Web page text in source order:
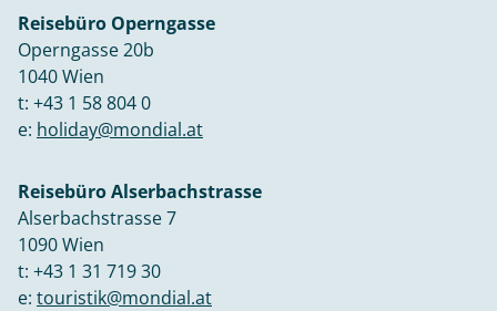
Reisebüro Operngasse
Operngasse 20b
1040 Wien
t: +43 1 58 804 0
e: holiday@mondial.at
Reisebüro Alserbachstrasse
Alserbachstrasse 7
1090 Wien
t: +43 1 31 719 30
e: touristik@mondial.at